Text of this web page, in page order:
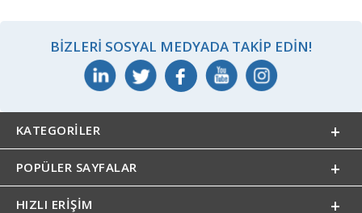
BIZLERI SOSYAL MEDYADA TAKIP EDIN!
KATEGORILER
POPÜLER SAYFALAR
HIZLI ERIŞIM